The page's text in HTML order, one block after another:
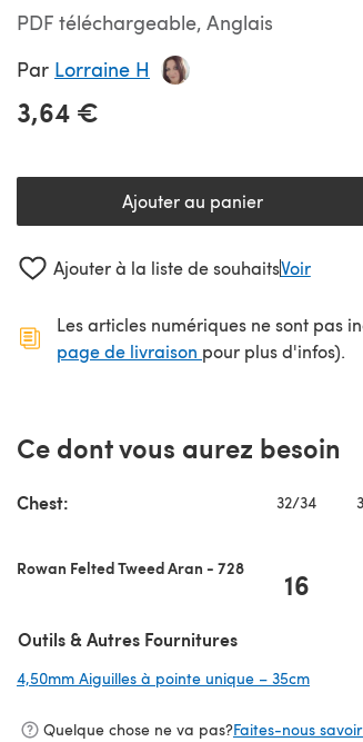
PDF téléchargeable, Anglais
Par Lorraine H
3,64 €
Ajouter au panier
Ajouter à la liste de souhaitsVoir
Les articles numériques ne sont pas
page de livraison (s'ouvre dans un
pour plus d'infos).
Ce dont vous aurez besoin
Chest: 32/34
Rowan Felted Tweed Aran - 728 16
Outils & Autres Fournitures
4,50mm Aiguilles à pointe unique – 35cm
Quelque chose ne va pas?Faites-nous